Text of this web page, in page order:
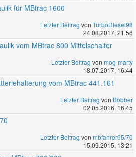
für MBtrac 1600
Letzter Beitrag von TurboDiesel98
24.08.2017, 21:56
vom MBtrac 800 Mittelschalter
Letzter Beitrag von mog-marty
18.07.2017, 16:44
vom MBtrac 441.161
Letzter Beitrag von Bobber
02.05.2016, 16:45
Letzter Beitrag von mbfahrer65/70
15.09.2015, 13:21